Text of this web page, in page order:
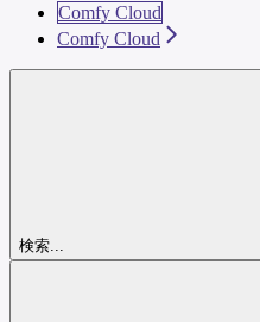
Comfy Cloud
Comfy Cloud
検索...